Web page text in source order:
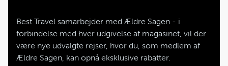
Best Travel samarbejder med Ældre Sagen - i
forbindelse med hver udgivelse af magasinet, vil der
være nye udvalgte rejser, hvor du, som medlem af
Ældre Sagen, kan opnå eksklusive rabatter.